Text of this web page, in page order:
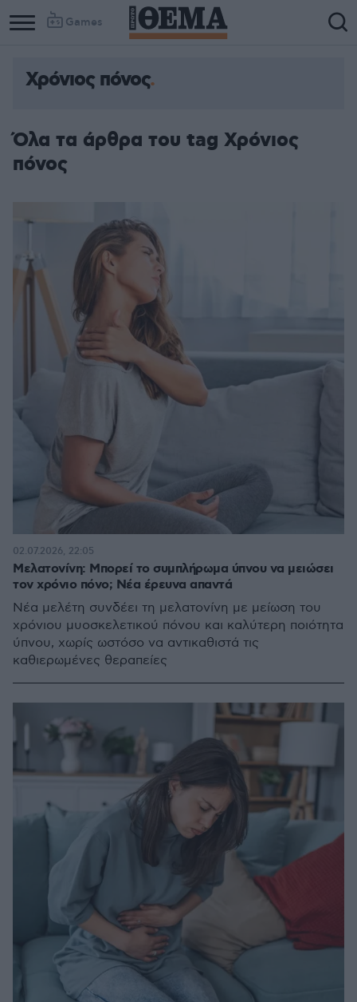
Games
Χρόνιος πόνος
Όλα τα άρθρα του tag Χρόνιος
πόνος
Μελατονίνη: Μπορεί το συμπλήρωμα ύπνου να μειώσει
τον χρόνιο πόνο; Νέα έρευνα απαντά
Νέα μελέτη συνδέει τη μελατονίνη με μείωση του
χρόνιου μυοσκελετικού πόνου και καλύτερη ποιότητα
ύπνου, χωρίς ωστόσο να αντικαθιστά τις
καθιερωμένες θεραπείες
02.07.2026, 22:05